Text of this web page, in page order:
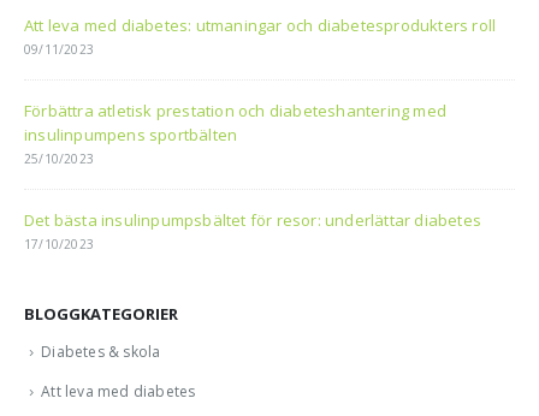
Att leva med diabetes: utmaningar och diabetesprodukters roll
09/11/2023
Förbättra atletisk prestation och diabeteshantering med
insulinpumpens sportbälten
25/10/2023
Det bästa insulinpumpsbältet för resor: underlättar diabetes
17/10/2023
BLOGGKATEGORIER
Diabetes & skola
Att leva med diabetes